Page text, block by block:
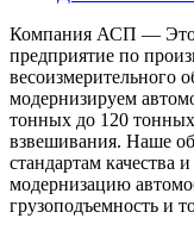
Компания АСП — Это
предприятие по
весоизмерительного
модернизируем
тонных до 120
взвешивания. Наше
стандартам
модернизацию
грузоподъемность и